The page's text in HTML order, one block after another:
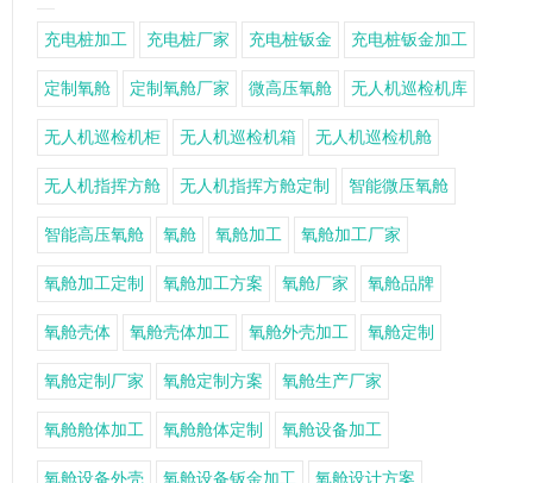
充电桩加工 充电桩厂家 充电桩钣金 充电桩钣金加工
定制氧舱 定制氧舱厂家 微高压氧舱 无人机巡检机库
无人机巡检机柜 无人机巡检机箱 无人机巡检机舱
无人机指挥方舱 无人机指挥方舱定制 智能微压氧舱
智能高压氧舱 氧舱 氧舱加工 氧舱加工厂家
氧舱加工定制 氧舱加工方案 氧舱厂家 氧舱品牌
氧舱壳体 氧舱壳体加工 氧舱外壳加工 氧舱定制
氧舱定制厂家 氧舱定制方案 氧舱生产厂家
氧舱舱体加工 氧舱舱体定制 氧舱设备加工
氧舱设备外壳 氧舱设备钣金加工 氧舱设计方案